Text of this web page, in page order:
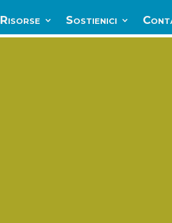
Risorse Sostienici